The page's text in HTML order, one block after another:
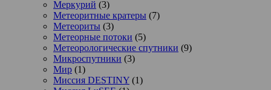
Меркурий (3)
Метеоритные кратеры (7)
Метеориты (3)
Метеорные потоки (5)
Метеорологические спутники (9)
Микроспутники (3)
Мир (1)
Миссия DESTINY (1)